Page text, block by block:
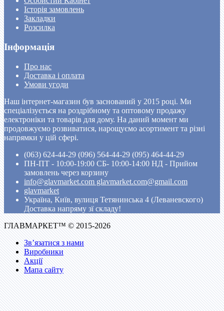
Історія замовлень
Закладки
Розсилка
Інформація
Про нас
Доставка і оплата
Умови угоди
Наш інтернет-магазин був заснований у 2015 році. Ми
спеціалізується на роздрібному та оптовому продажу
електроніки та товарів для дому. На даний момент ми
продовжуємо розвиватися, нарощуємо асортимент та різні
напрямки у цій сфері.
(063) 624-44-29 (096) 564-44-29 (095) 464-44-29
ПН-ПТ - 10:00-19:00 CБ- 10:00-14:00 НД - Прийом
замовлень через корзину
info@glavmarket.com glavmarket.com@gmail.com
glavmarket
Україна, Київ, вулиця Тетянинська 4 (Леваневского)
Доставка напряму зї складу!
ГЛАВМАРКЕТ™ © 2015-2026
Зв’язатися з нами
Виробники
Акції
Мапа сайту